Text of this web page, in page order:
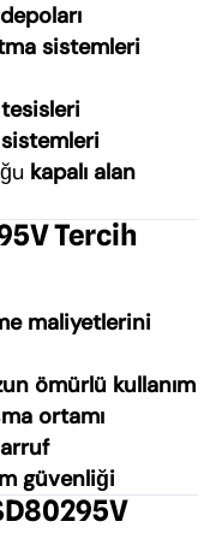
sistemleri
kapalı alan
Tercih
maliyetlerini
ömürlü kullanım
ortamı
güvenliği